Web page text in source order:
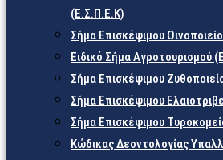
(Ε.Σ.Π.Ε.Κ)
Σήμα Επισκέψιμου
Ειδικό Σήμα Αγροτουρισμού
Σήμα Επισκέψιμου
Σήμα Επισκέψιμου
Σήμα Επισκέψιμου
Κώδικας Δεοντολογίας